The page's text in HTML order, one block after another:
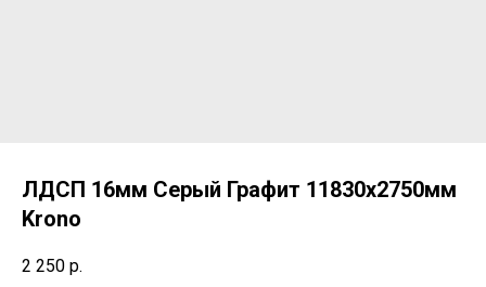
ЛДСП 16мм Серый Графит 11830х2750мм
Krono
2 250 р.